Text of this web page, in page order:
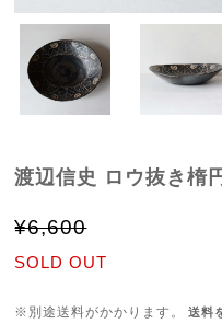
渡辺信史 ロウ抜き楕
¥6,600
SOLD OUT
※別途送料がかかります。 送料